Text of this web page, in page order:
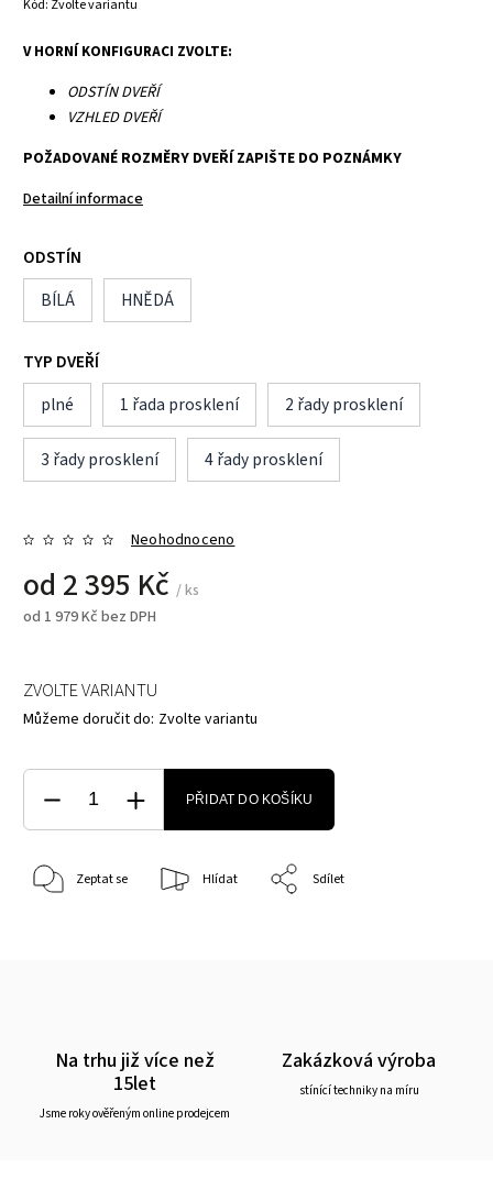
Kód: Zvolte variantu
V HORNÍ KONFIGURACI ZVOLTE:
ODSTÍN DVEŘÍ
VZHLED DVEŘÍ
POŽADOVANÉ ROZMĚRY DVEŘÍ ZAPIŠTE DO POZNÁMKY
Detailní informace
ODSTÍN
BÍLÁ
HNĚDÁ
TYP DVEŘÍ
plné
1 řada prosklení 2 řady prosklení
3 řady prosklení 4 řady prosklení
Neohodnoceno
od 2 395 Kč / ks
od 1 979 Kč bez DPH
ZVOLTE VARIANTU
Můžeme doručit do: Zvolte variantu
PŘIDAT DO KOŠÍKU
Zeptat se Hlídat Sdílet
Na trhu již více než
15let
Jsme roky ověřeným online prodejcem
Zakázková výroba
stínící techniky na míru